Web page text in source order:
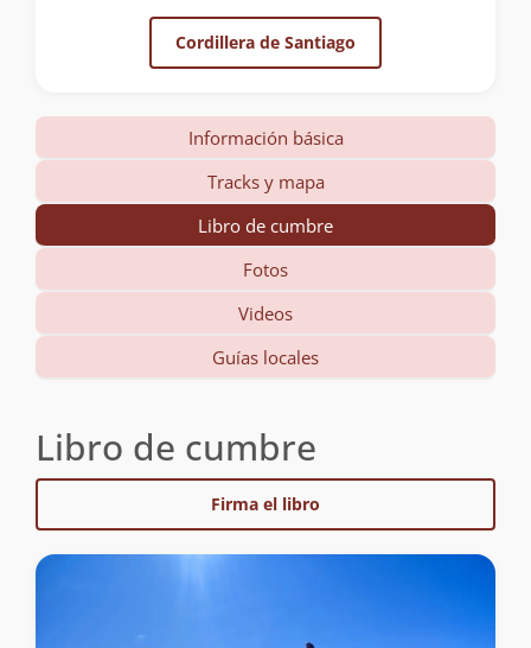
Cordillera de Santiago
Información básica
Tracks y mapa
Libro de cumbre
Fotos
Videos
Guías locales
Libro de cumbre
Firma el libro